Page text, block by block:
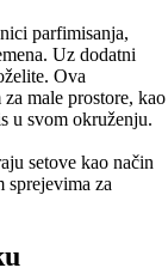
parfimisanja,
Uz dodatni
Ova
male prostore, kao
u svom okruženju.
setove kao način
sprejevima za